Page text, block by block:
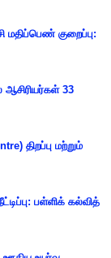
மதிப்பெண் குறைப்பு:
33
திறப்பு மற்றும்
பள்ளிக் கல்வித்